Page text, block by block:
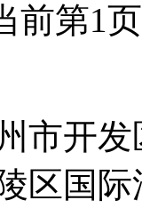
前第1页
市开
区国